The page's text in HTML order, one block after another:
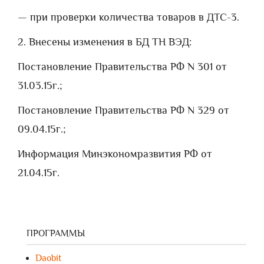
— при проверки количества товаров в ДТС-3.
2. Внесены изменения в БД ТН ВЭД:
Постановление Правительства РФ N 301 от
31.03.15г.;
Постановление Правительства РФ N 329 от
09.04.15г.;
Информация Минэкономразвития РФ от
21.04.15г.
ПРОГРАММЫ
Daobit